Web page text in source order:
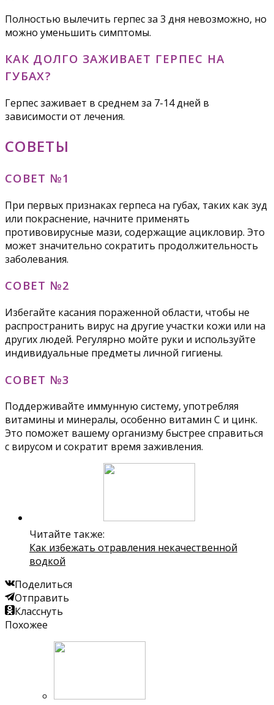
Полностью вылечить герпес за 3 дня невозможно, но
можно уменьшить симптомы.
КАК ДОЛГО ЗАЖИВАЕТ ГЕРПЕС НА
ГУБАХ?
Герпес заживает в среднем за 7-14 дней в
зависимости от лечения.
СОВЕТЫ
СОВЕТ №1
При первых признаках герпеса на губах, таких как зуд
или покраснение, начните применять
противовирусные мази, содержащие ацикловир. Это
может значительно сократить продолжительность
заболевания.
СОВЕТ №2
Избегайте касания пораженной области, чтобы не
распространить вирус на другие участки кожи или на
других людей. Регулярно мойте руки и используйте
индивидуальные предметы личной гигиены.
СОВЕТ №3
Поддерживайте иммунную систему, употребляя
витамины и минералы, особенно витамин C и цинк.
Это поможет вашему организму быстрее справиться
с вирусом и сократит время заживления.
Читайте также:
Как избежать отравления некачественной
водкой
Поделиться
Отправить
Класснуть
Похожее